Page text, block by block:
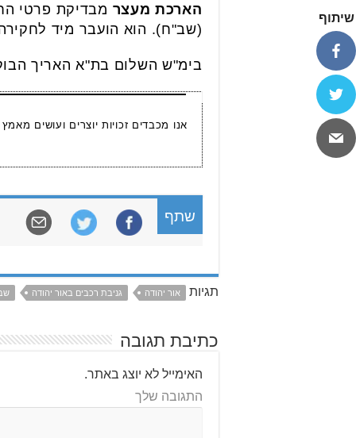
הארכת מעצר
(שב"ח). הוא הועבר מיד
בימ"ש השלום בת"א האריך הבוקר
אנו מכבדים זכויות יוצרים ועושים
שתף
תגיות אור יהודה גניבת רכבים באור יהודה
כתיבת תגובה
האימייל לא יוצג באתר.
התגובה שלך
שיתוף